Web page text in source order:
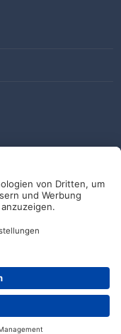
Kontakt